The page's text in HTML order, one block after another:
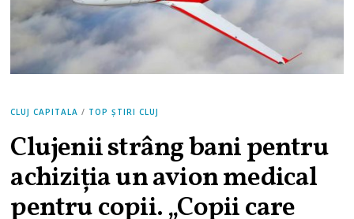
CLUJ CAPITALA / TOP ȘTIRI CLUJ
Clujenii strâng bani pentru
achiziția un avion medical
pentru copii. „Copii care